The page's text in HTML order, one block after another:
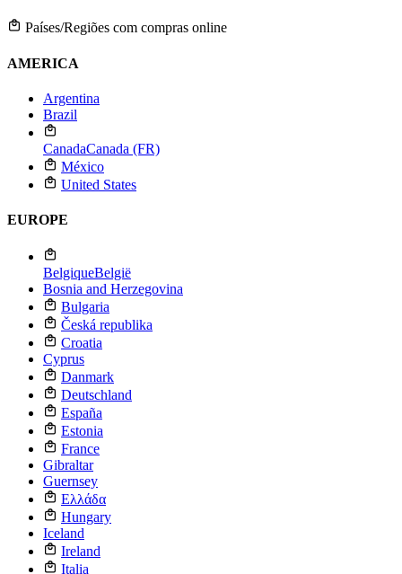
Países/Regiões com compras online
AMERICA
Argentina
Brazil
CanadaCanada (FR)
México
United States
EUROPE
BelgiqueBelgië
Bosnia and Herzegovina
Bulgaria
Česká republika
Croatia
Cyprus
Danmark
Deutschland
España
Estonia
France
Gibraltar
Guernsey
Ελλάδα
Hungary
Iceland
Ireland
Italia